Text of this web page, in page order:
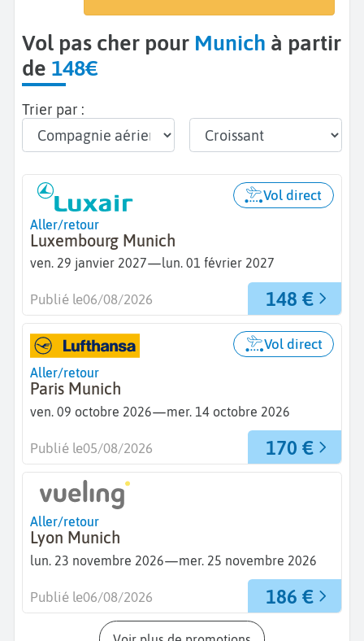
Vol pas cher pour Munich à partir
de 148€
Trier par :
Aller/retour
Luxembourg Munich
ven. 29 janvier 2027—lun. 01 février 2027
Vol direct
148 €
Publié le06/08/2026
Aller/retour
Paris Munich
ven. 09 octobre 2026—mer. 14 octobre 2026
Vol direct
170 €
Publié le05/08/2026
Aller/retour
Lyon Munich
lun. 23 novembre 2026—mer. 25 novembre 2026
186 €
Publié le06/08/2026